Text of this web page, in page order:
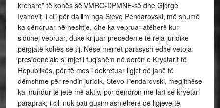
krenare” të kohës së VMRO-DPMNE-së dhe Gjorge
Ivanovit, i cili për dallim nga Stevo Pendarovski, më shumë
ka qëndruar në heshtje, dhe ka vepruar atëherë kur
s’duhej vepruar, duke krijuar precedente të reja juridike
përgjatë kohës së tij. Nëse merret parasysh edhe vetoja
presidenciale si mjet i fuqishëm në dorën e Kryetarit të
Republikës, për të mos i dekretuar ligjet që janë të
dëmshme për rendin juridik, Stevo Pendarovski, megjithëse
ka mundur të jetë më aktiv, por qëndron më lart se kryetari
paraprak, i cili nuk pati guxim asnjëherë që ligjeve të